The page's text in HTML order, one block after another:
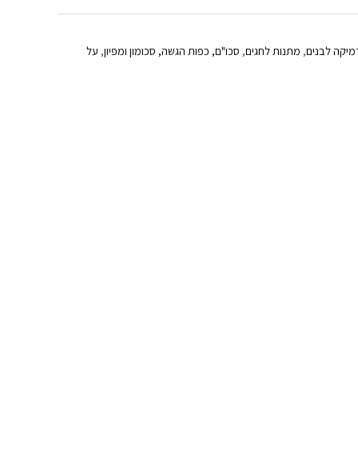
לבנים, מתנות לחגים, סכו"ם, כפות הגשה, סכומון ומפיון, על